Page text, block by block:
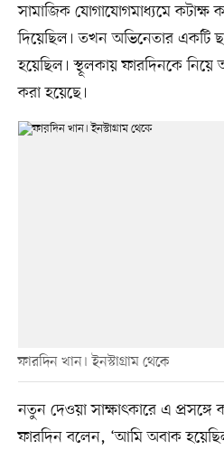
সামাজিক যোগাযোগমাধ্যমে কটাক্ষ
দিয়েছিল। তখন অভিনেতার একটি
হয়েছিল। স্থূলকায় ফারদিনকে নিয়ে
করা হয়েছে।
ফারদিন খান। ইনস্টাগ্রাম থেকে
নতুন দেওয়া সাক্ষাৎকারে এ
ফারদিন বলেন, ‘আমি অবাক